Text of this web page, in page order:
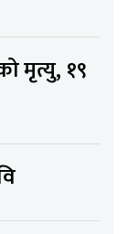
मृत्यु, १९